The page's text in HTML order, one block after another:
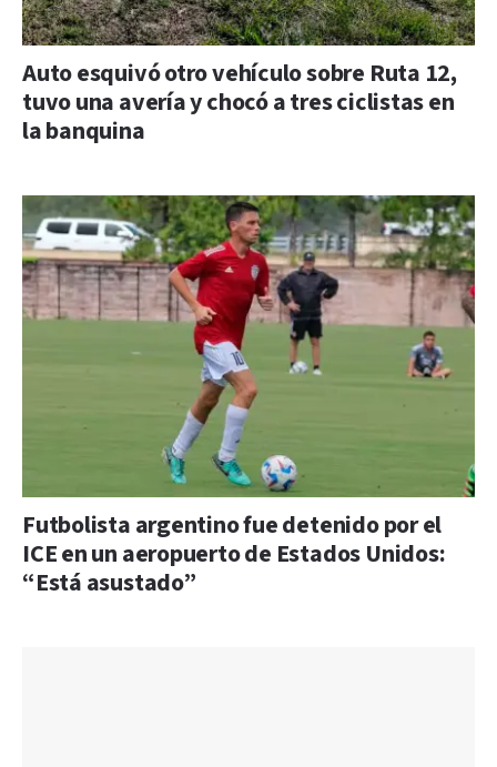
Auto esquivó otro vehículo sobre Ruta 12,
tuvo una avería y chocó a tres ciclistas en
la banquina
Futbolista argentino fue detenido por el
ICE en un aeropuerto de Estados Unidos:
“Está asustado”